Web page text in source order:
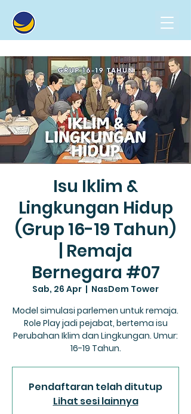
Isu Iklim &
Lingkungan Hidup
(Grup 16-19 Tahun)
| Remaja
Bernegara #07
Sab, 26 Apr
  |
NasDem Tower
Model simulasi parlemen untuk remaja.
Role Play jadi pejabat, bertema isu
Perubahan Iklim dan Lingkungan. Umur:
16-19 Tahun.
Pendaftaran telah ditutup
Lihat sesi lainnya